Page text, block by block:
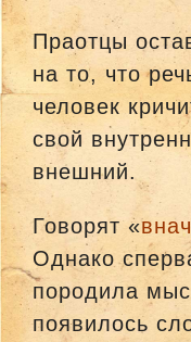
Праотцы
на то, что
человек
свой
внешний.
Говорят «
Однако
породила
появилось